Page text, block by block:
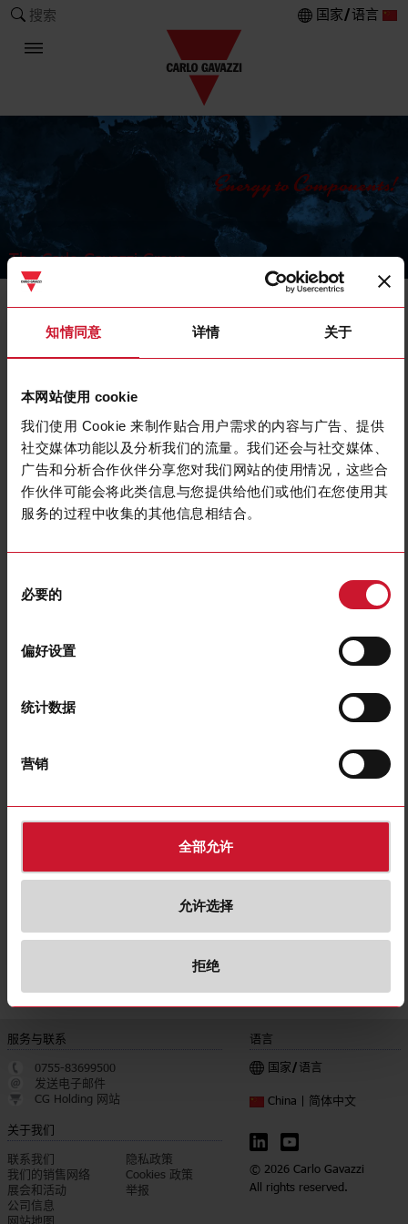
知情同意 详情 关于
本网站使用 cookie
我们使用 Cookie 来制作贴合用户需求的内容与广告、提供
社交媒体功能以及分析我们的流量。我们还会与社交媒体、
广告和分析合作伙伴分享您对我们网站的使用情况，这些合
作伙伴可能会将此类信息与您提供给他们或他们在您使用其
服务的过程中收集的其他信息相结合。
必要的
偏好设置
统计数据
营销
全部允许
允许选择
拒绝
搜索 国家/语言
The Carlo Gavazzi Group
Solid core
CTD12H25005AXXX
Solid core Current transformer 2500A/5A
Rated primary current
2500 A
5 A
54 mm (2.13 in)
Max busbar width
127 mm (5.0 in)
E-Number (NO)
8200563
图片
遴选
服务与联系
0755-83699500
发送电子邮件
CG Holding 网站
关于我们
联系我们
我们的销售网络
展会和活动
公司信息
网站地图
隐私政策
Cookies 政策
举报
语言
国家/语言
China | 简体中文
© 2026 Carlo Gavazzi
All rights reserved.